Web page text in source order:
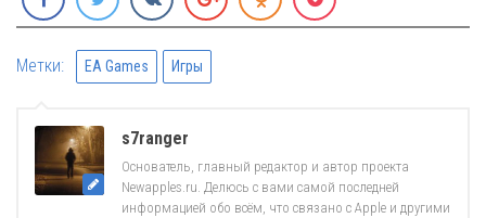
Метки: EA Games Игры
s7ranger
Основатель, главный редактор и автор проекта
Newapples.ru. Делюсь с вами самой последней
информацией обо всём, что связано с Apple и другими